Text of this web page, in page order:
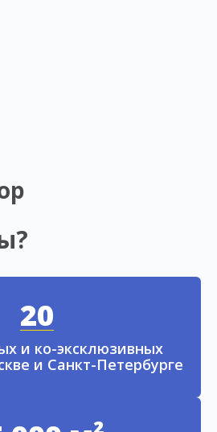
20
и ко-эксклюзивных
и Санкт-Петербурге